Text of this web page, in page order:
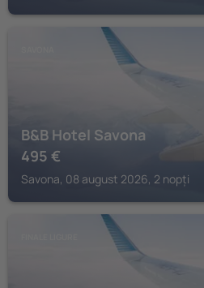
B&B Hotel Savona
495 €
Savona, 08 august 2026, 2 nopți